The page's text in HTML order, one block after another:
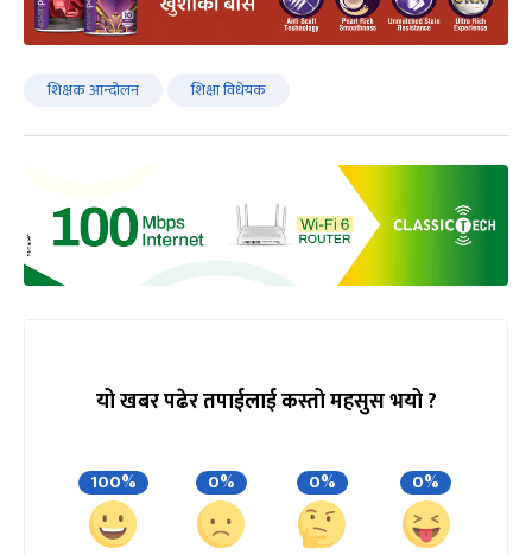
शिक्षक आन्दोलन शिक्षा विधेयक
यो खबर पढेर तपाईलाई कस्तो महसुस भयो ?
100% 0% 0% 0%